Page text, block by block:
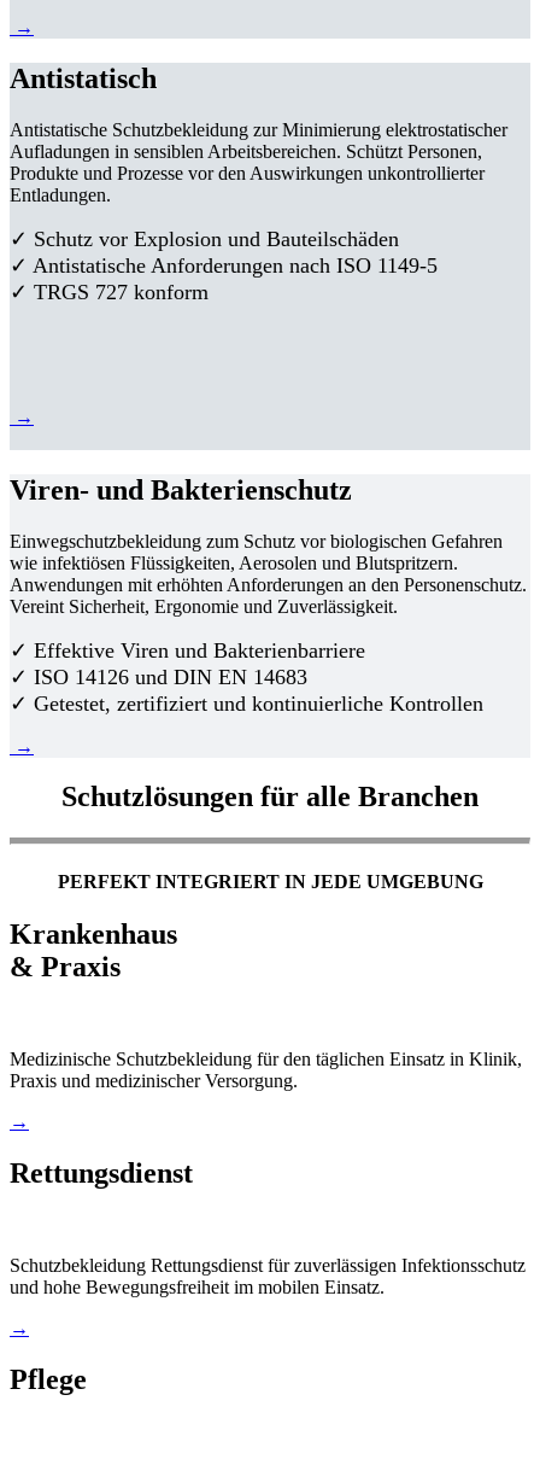
→
Antistatisch
Antistatische Schutzbekleidung zur Minimierung elektrostatischer
Aufladungen in sensiblen Arbeitsbereichen. Schützt Personen,
Produkte und Prozesse vor den Auswirkungen unkontrollierter
Entladungen.
✓ Schutz vor Explosion und Bauteilschäden
✓ Antistatische Anforderungen nach ISO 1149-5
✓ TRGS 727 konform
→
Viren- und Bakterienschutz
Einwegschutzbekleidung zum Schutz vor biologischen Gefahren
wie infektiösen Flüssigkeiten, Aerosolen und Blutspritzern.
Anwendungen mit erhöhten Anforderungen an den Personenschutz.
Vereint Sicherheit, Ergonomie und Zuverlässigkeit.
✓ Effektive Viren und Bakterienbarriere
✓ ISO 14126 und DIN EN 14683
✓ Getestet, zertifiziert und kontinuierliche Kontrollen
→
Schutzlösungen für alle Branchen
PERFEKT INTEGRIERT IN JEDE UMGEBUNG
Krankenhaus
& Praxis
Medizinische Schutzbekleidung für den täglichen Einsatz in Klinik,
Praxis und medizinischer Versorgung.
→
Rettungsdienst
Schutzbekleidung Rettungsdienst für zuverlässigen Infektionsschutz
und hohe Bewegungsfreiheit im mobilen Einsatz.
→
Pflege